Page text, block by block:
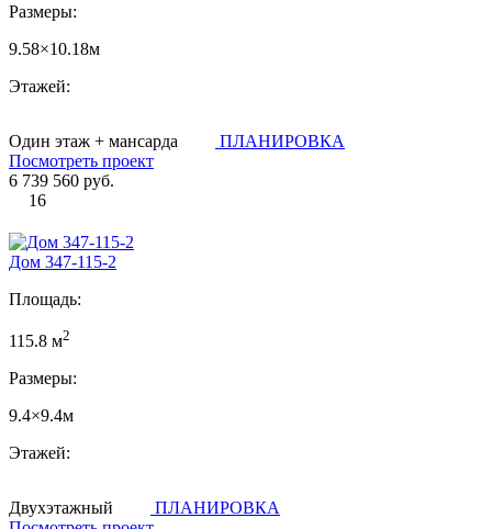
Размеры:
9.58×10.18м
Этажей:
Один этаж + мансарда
ПЛАНИРОВКА
Посмотреть проект
6 739 560 руб.
16
Дом 347-115-2
Площадь:
115.8 м2
Размеры:
9.4×9.4м
Этажей:
Двухэтажный
ПЛАНИРОВКА